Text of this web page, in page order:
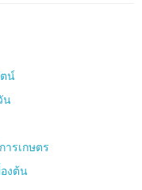
น์
น
ารเกษตร
งต้น